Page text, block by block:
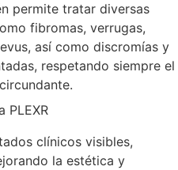
permite tratar diversas
fibromas, verrugas,
así como discromías y
respetando siempre el
PLEXR
clínicos visibles,
la estética y